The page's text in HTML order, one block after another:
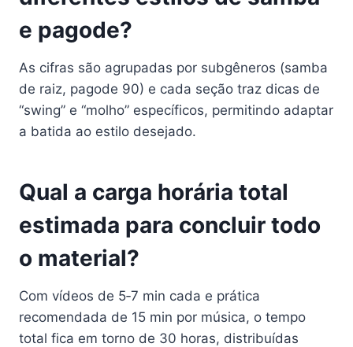
e pagode?
As cifras são agrupadas por subgêneros (samba
de raiz, pagode 90) e cada seção traz dicas de
“swing” e “molho” específicos, permitindo adaptar
a batida ao estilo desejado.
Qual a carga horária total
estimada para concluir todo
o material?
Com vídeos de 5‑7 min cada e prática
recomendada de 15 min por música, o tempo
total fica em torno de 30 horas, distribuídas